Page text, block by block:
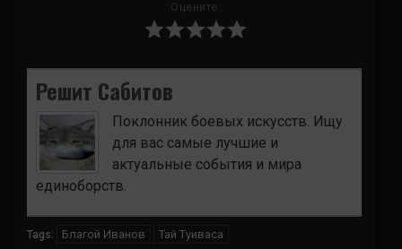
Оцените
Решит Сабитов
Поклонник боевых искусств. Ищу
для вас самые лучшие и
актуальные события и мира
единоборств.
Tags: Благой Иванов Тай Туиваса